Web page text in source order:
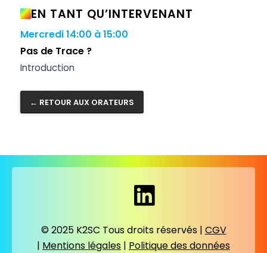
EN TANT QU’INTERVENANT
Mercredi14:00 à 15:00
Pas de Trace ?
Introduction
← RETOUR AUX ORATEURS
© 2025 K2SC Tous droits réservés | CGV
| Mentions légales | Politique des données